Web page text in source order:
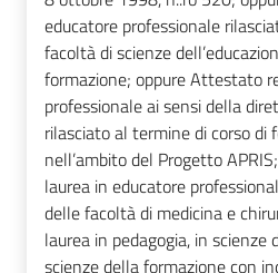
educatore professionale
facoltà di scienze
formazione; oppure Attestato
professionale ai sensi della
rilasciato al termine di corso
nell’ambito del Progetto
laurea in educatore
delle facoltà di medicina e
laurea in pedagogia, in scienze
scienze della formazione con